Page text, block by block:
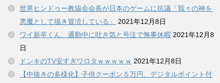
世界ヒンドゥー教協会会長が日本のゲームに抗議「我々の神を
悪魔として描き冒涜している」
2021年12月8日
ワイ新卒くん、通勤中に吐き気と号泣で無事休暇 2021年12月8
日
ドンキのTV安すぎワロタｗｗｗｗｗ 2021年12月8日
【中抜きの多様化】子供クーポン５万円、デジタルポイント付